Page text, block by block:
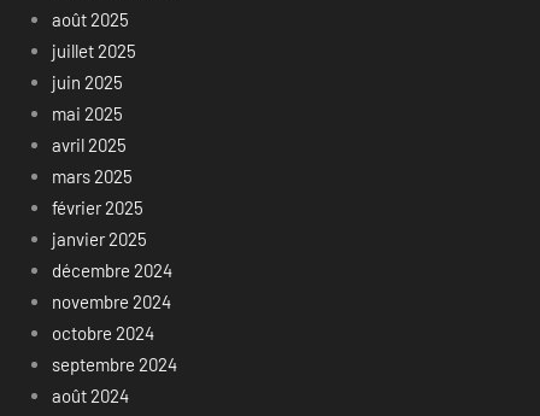
août 2025
juillet 2025
juin 2025
mai 2025
avril 2025
mars 2025
février 2025
janvier 2025
décembre 2024
novembre 2024
octobre 2024
septembre 2024
août 2024